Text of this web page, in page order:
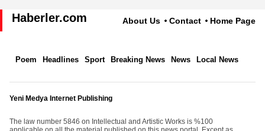
Haberler.com About Us Contact Home Page
Poem Headlines Sport Breaking News News Local News
Yeni Medya Internet Publishing
The law number 5846 on Intellectual and Artistic Works is %100